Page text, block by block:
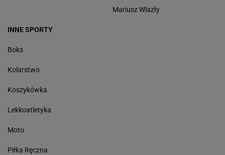
Mariusz Wlazły
INNE SPORTY
Boks
Kolarstwo
Koszykówka
Lekkoatletyka
Moto
Piłka Ręczna